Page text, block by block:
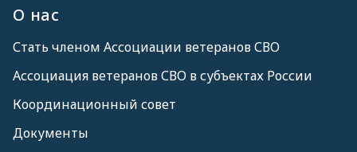
О нас
Стать членом Ассоциации ветеранов СВО
Ассоциация ветеранов СВО в субъектах России
Координационный совет
Документы